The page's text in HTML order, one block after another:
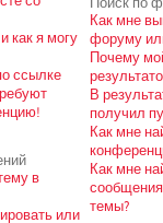
как я могу
ссылке
в
или
Как мне
форуму
Почему
В
получил
Как мне
Как мне
темы?